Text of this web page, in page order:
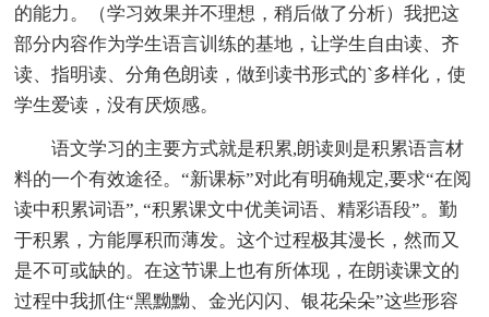
的能力。（学习效果并不理想，稍后做了分析）我把这
部分内容作为学生语言训练的基地，让学生自由读、齐
读、指明读、分角色朗读，做到读书形式的`多样化，使
学生爱读，没有厌烦感。
语文学习的主要方式就是积累,朗读则是积累语言材
料的一个有效途径。“新课标”对此有明确规定,要求“在阅
读中积累词语”, “积累课文中优美词语、精彩语段”。勤
于积累，方能厚积而薄发。这个过程极其漫长，然而又
是不可或缺的。在这节课上也有所体现，在朗读课文的
过程中我抓住“黑黝黝、金光闪闪、银花朵朵”这些形容